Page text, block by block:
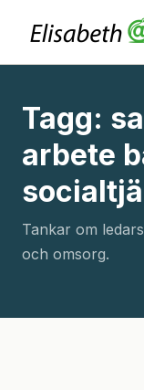
Tagg:
arbete
Tankar om
och omsorg.